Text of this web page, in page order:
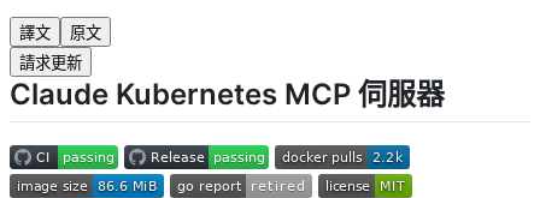
譯文
原文
請求更新
Claude Kubernetes MCP 伺服器